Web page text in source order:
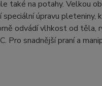
také na potahy. Velkou
úpravu pleteniny,
odvádí vlhkost od těla,
Pro snadnější praní a